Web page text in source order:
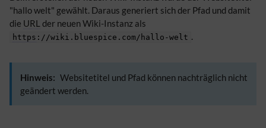
"hallo welt" gewählt. Daraus generiert sich der Pfad und damit
die URL der neuen Wiki-Instanz als
https ://wiki.bluespice.com/hallo-welt .
Hinweis: Websitetitel und Pfad können nachträglich nicht
geändert werden.